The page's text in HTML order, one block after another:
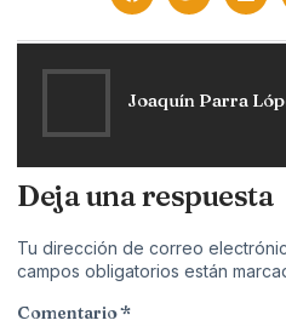
Joaquín Parra
Deja una respuesta
Tu dirección de correo
campos obligatorios están
Comentario*